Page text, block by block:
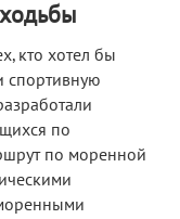
кто хотел бы
спортивную
по
по моренной